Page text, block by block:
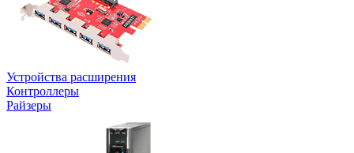
Устройства расширения
Контроллеры
Райзеры